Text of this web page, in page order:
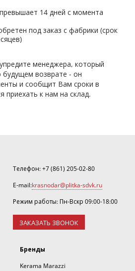
14 дней с момента
под заказ с фабрики (срок
менеджера, который
будущем возврате - он
и сообщит Вам сроки в
приехать к нам на склад.
Телефон:+7 (861) 205-02-80
E-mail:krasnodar@plitka-sdvk.ru
Режим работы: Пн-Вскр 09:00-18:00
ЗАКАЗАТЬ ЗВОНОК
Бренды
Kerama Marazzi